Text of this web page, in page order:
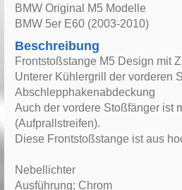
BMW Original M5 Modelle
BMW 5er E60 (2003-2010)
Beschreibung
Frontstoßstange M5 Design mit
Unterer Kühlergrill der vorderen
Abschlepphakenabdeckung
Auch der vordere Stoßfänger ist
(Aufprallstreifen).
Diese Frontstoßstange ist aus
Nebellichter
Ausführung: Chrom